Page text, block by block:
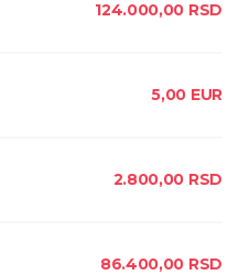
124.000,00 RSD
5,00 EUR
2.800,00 RSD
86.400,00 RSD